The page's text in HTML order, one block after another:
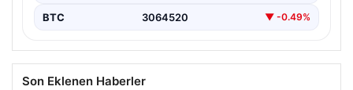
BTC 3064520 ▼ -0.49%
Son Eklenen Haberler